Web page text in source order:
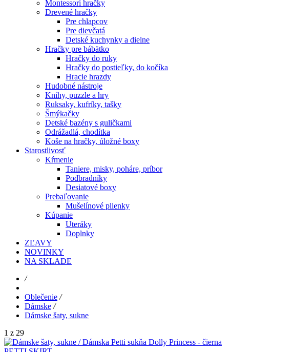
Montessori hračky
Drevené hračky
Pre chlapcov
Pre dievčatá
Detské kuchynky a dielne
Hračky pre bábätko
Hračky do ruky
Hračky do postieľky, do kočíka
Hracie hrazdy
Hudobné nástroje
Knihy, puzzle a hry
Ruksaky, kufríky, tašky
Šmýkačky
Detské bazény s guličkami
Odrážadlá, chodítka
Koše na hračky, úložné boxy
Starostlivosť
Kŕmenie
Taniere, misky, poháre, príbor
Podbradníky
Desiatové boxy
Prebaľovanie
Mušelínové plienky
Kúpanie
Uteráky
Doplnky
ZĽAVY
NOVINKY
NA SKLADE
/
Oblečenie /
Dámske /
Dámske šaty, sukne
1 z 29